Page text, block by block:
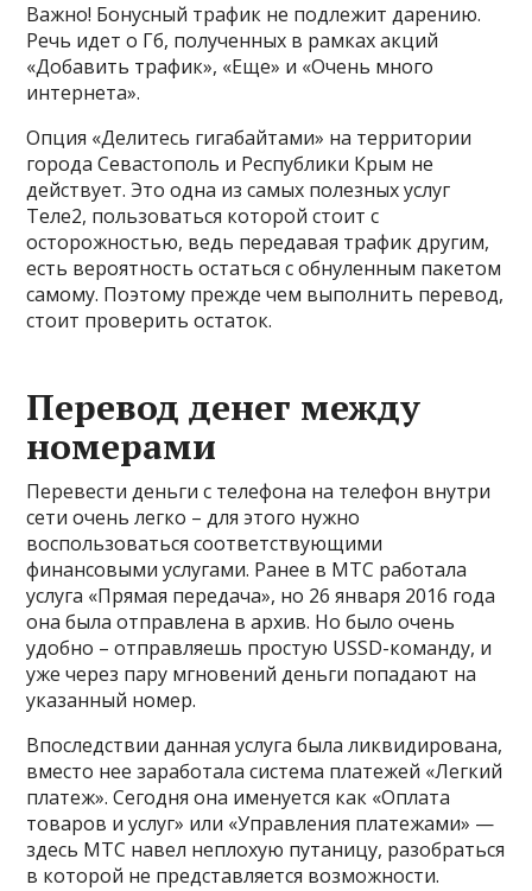
Важно! Бонусный трафик не подлежит дарению.
Речь идет о Гб, полученных в рамках акций
«Добавить трафик», «Еще» и «Очень много
интернета».
Опция «Делитесь гигабайтами» на территории
города Севастополь и Республики Крым не
действует. Это одна из самых полезных услуг
Теле2, пользоваться которой стоит с
осторожностью, ведь передавая трафик другим,
есть вероятность остаться с обнуленным пакетом
самому. Поэтому прежде чем выполнить перевод,
стоит проверить остаток.
Перевод денег между
номерами
Перевести деньги с телефона на телефон внутри
сети очень легко – для этого нужно
воспользоваться соответствующими
финансовыми услугами. Ранее в МТС работала
услуга «Прямая передача», но 26 января 2016 года
она была отправлена в архив. Но было очень
удобно – отправляешь простую USSD-команду, и
уже через пару мгновений деньги попадают на
указанный номер.
Впоследствии данная услуга была ликвидирована,
вместо нее заработала система платежей «Легкий
платеж». Сегодня она именуется как «Оплата
товаров и услуг» или «Управления платежами» —
здесь МТС навел неплохую путаницу, разобраться
в которой не представляется возможности.